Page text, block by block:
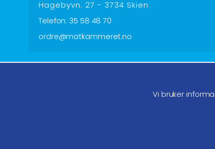
Hagebyvn. 27 - 3734 Skien
Telefon: 35 58 48 70
ordre@matkammeret.no
Vi bruker